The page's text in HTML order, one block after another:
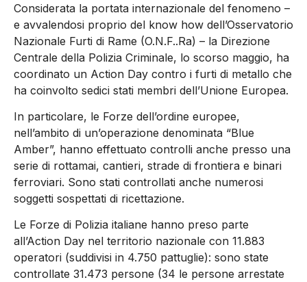
Considerata la portata internazionale del fenomeno –
e avvalendosi proprio del know how dell’Osservatorio
Nazionale Furti di Rame (O.N.F..Ra) – la Direzione
Centrale della Polizia Criminale, lo scorso maggio, ha
coordinato un Action Day contro i furti di metallo che
ha coinvolto sedici stati membri dell’Unione Europea.
In particolare, le Forze dell’ordine europee,
nell’ambito di un’operazione denominata “Blue
Amber”, hanno effettuato controlli anche presso una
serie di rottamai, cantieri, strade di frontiera e binari
ferroviari. Sono stati controllati anche numerosi
soggetti sospettati di ricettazione.
Le Forze di Polizia italiane hanno preso parte
all’Action Day nel territorio nazionale con 11.883
operatori (suddivisi in 4.750 pattuglie): sono state
controllate 31.473 persone (34 le persone arrestate